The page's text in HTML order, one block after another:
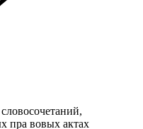
пра вовых актах